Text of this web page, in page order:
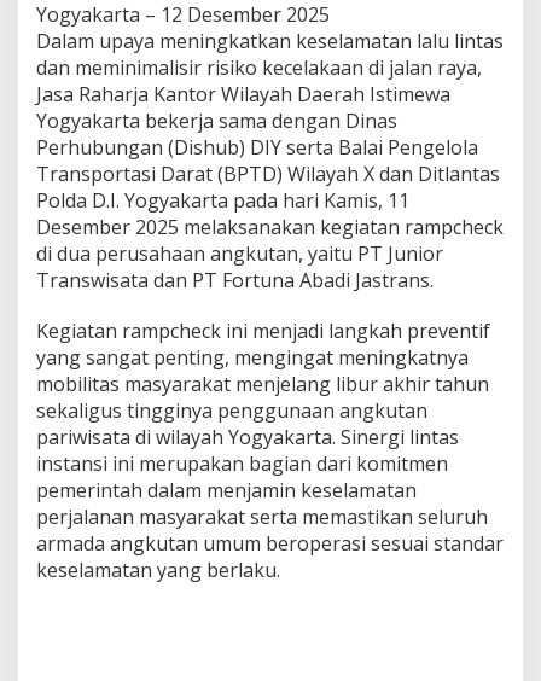
Yogyakarta – 12 Desember 2025
Dalam upaya meningkatkan keselamatan lalu lintas
dan meminimalisir risiko kecelakaan di jalan raya,
Jasa Raharja Kantor Wilayah Daerah Istimewa
Yogyakarta bekerja sama dengan Dinas
Perhubungan (Dishub) DIY serta Balai Pengelola
Transportasi Darat (BPTD) Wilayah X dan Ditlantas
Polda D.I. Yogyakarta pada hari Kamis, 11
Desember 2025 melaksanakan kegiatan rampcheck
di dua perusahaan angkutan, yaitu PT Junior
Transwisata dan PT Fortuna Abadi Jastrans.
Kegiatan rampcheck ini menjadi langkah preventif
yang sangat penting, mengingat meningkatnya
mobilitas masyarakat menjelang libur akhir tahun
sekaligus tingginya penggunaan angkutan
pariwisata di wilayah Yogyakarta. Sinergi lintas
instansi ini merupakan bagian dari komitmen
pemerintah dalam menjamin keselamatan
perjalanan masyarakat serta memastikan seluruh
armada angkutan umum beroperasi sesuai standar
keselamatan yang berlaku.